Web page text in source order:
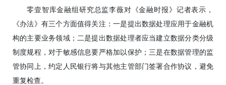
零壹智库金融组研究总监李薇对《金融时报》记者表示，
《办法》有三个方面值得关注：一是提出数据处理应用于金融机
构的主要业务领域；二是提出数据处理者应当建立数据分类分级
制度规程，对于敏感信息要严格加以保护；三是在数据管理的监
管协同上，约定人民银行将与其他主管部门签署合作协议，避免
重复检查。